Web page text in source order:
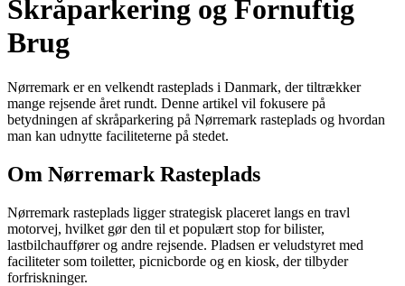
Skråparkering og Fornuftig
Brug
Nørremark er en velkendt rasteplads i Danmark, der tiltrækker
mange rejsende året rundt. Denne artikel vil fokusere på
betydningen af skråparkering på Nørremark rasteplads og hvordan
man kan udnytte faciliteterne på stedet.
Om Nørremark Rasteplads
Nørremark rasteplads ligger strategisk placeret langs en travl
motorvej, hvilket gør den til et populært stop for bilister,
lastbilchauffører og andre rejsende. Pladsen er veludstyret med
faciliteter som toiletter, picnicborde og en kiosk, der tilbyder
forfriskninger.